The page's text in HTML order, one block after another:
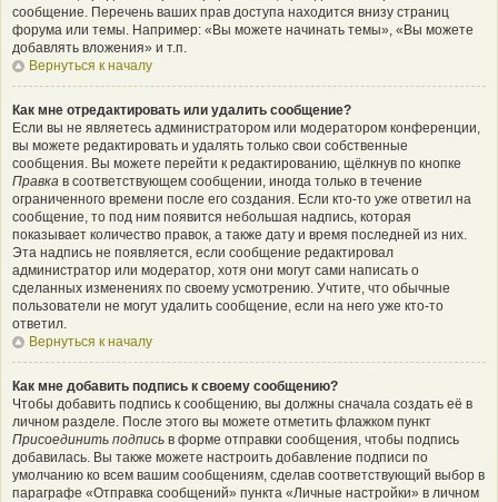
сообщение. Перечень ваших прав доступа находится внизу страниц
форума или темы. Например: «Вы можете начинать темы», «Вы можете
добавлять вложения» и т.п.
Вернуться к началу
Как мне отредактировать или удалить сообщение?
Если вы не являетесь администратором или модератором конференции,
вы можете редактировать и удалять только свои собственные
сообщения. Вы можете перейти к редактированию, щёлкнув по кнопке
Правка в соответствующем сообщении, иногда только в течение
ограниченного времени после его создания. Если кто-то уже ответил на
сообщение, то под ним появится небольшая надпись, которая
показывает количество правок, а также дату и время последней из них.
Эта надпись не появляется, если сообщение редактировал
администратор или модератор, хотя они могут сами написать о
сделанных изменениях по своему усмотрению. Учтите, что обычные
пользователи не могут удалить сообщение, если на него уже кто-то
ответил.
Вернуться к началу
Как мне добавить подпись к своему сообщению?
Чтобы добавить подпись к сообщению, вы должны сначала создать её в
личном разделе. После этого вы можете отметить флажком пункт
Присоединить подпись в форме отправки сообщения, чтобы подпись
добавилась. Вы также можете настроить добавление подписи по
умолчанию ко всем вашим сообщениям, сделав соответствующий выбор в
параграфе «Отправка сообщений» пункта «Личные настройки» в личном